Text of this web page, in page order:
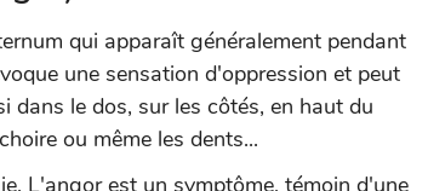
qui apparaît généralement pendant
une sensation d'oppression et peut
dans le dos, sur les côtés, en haut du
ou même les dents...
L'angor est un symptôme, témoin d'une